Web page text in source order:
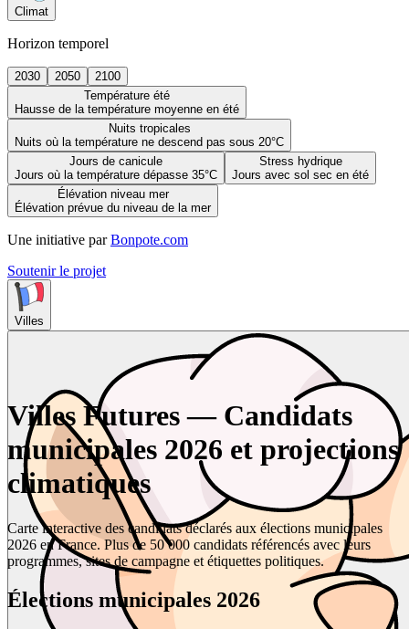
Climat
Horizon temporel
2030 2050
2100
Température été
Hausse de la température moyenne en été
Nuits tropicales
Nuits où la température ne descend pas sous 20°C
Jours de canicule
Jours où la température dépasse 35°C
Stress hydrique
Jours avec sol sec en été
Élévation niveau mer
Élévation prévue du niveau de la mer
Une initiative par Bonpote.com
Soutenir le projet
Villes
Villes Futures — Candidats
municipales 2026 et projections
climatiques
Carte interactive des candidats déclarés aux élections municipales
2026 en France. Plus de 50 000 candidats référencés avec leurs
programmes, sites de campagne et étiquettes politiques.
Élections municipales 2026